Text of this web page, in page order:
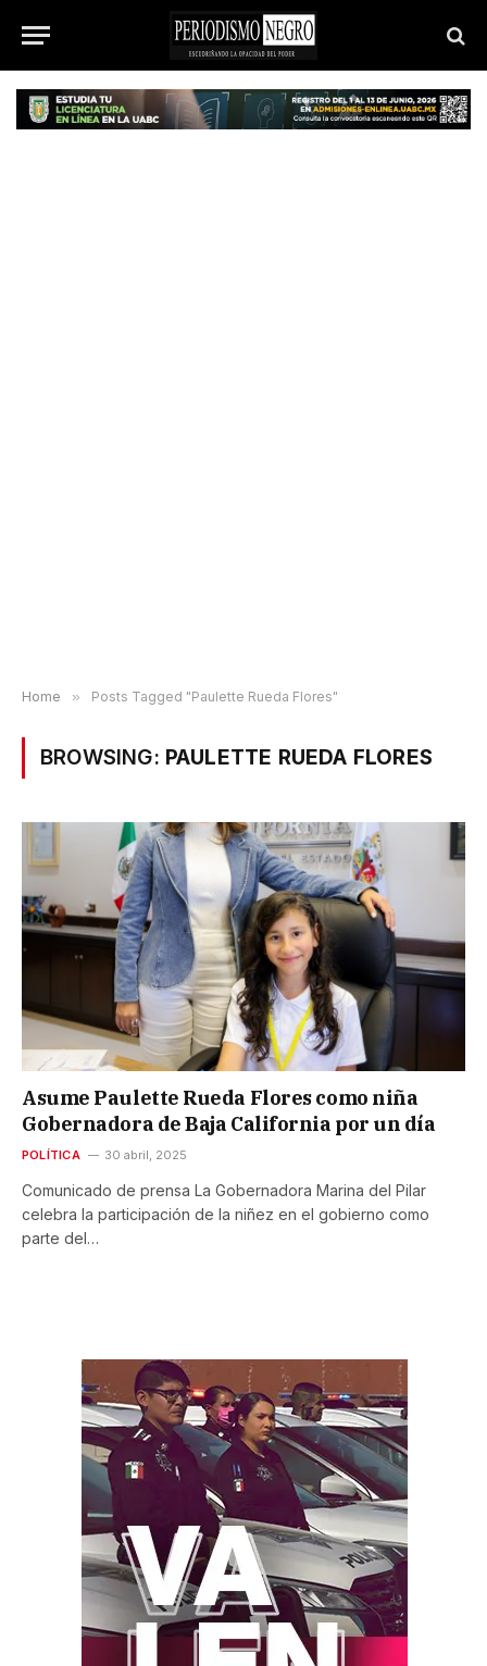
Home » Posts Tagged "Paulette Rueda Flores"
BROWSING: PAULETTE RUEDA FLORES
Asume Paulette Rueda Flores como niña
Gobernadora de Baja California por un día
POLÍTICA 30 abril, 2025
Comunicado de prensa La Gobernadora Marina del Pilar
celebra la participación de la niñez en el gobierno como
parte del…